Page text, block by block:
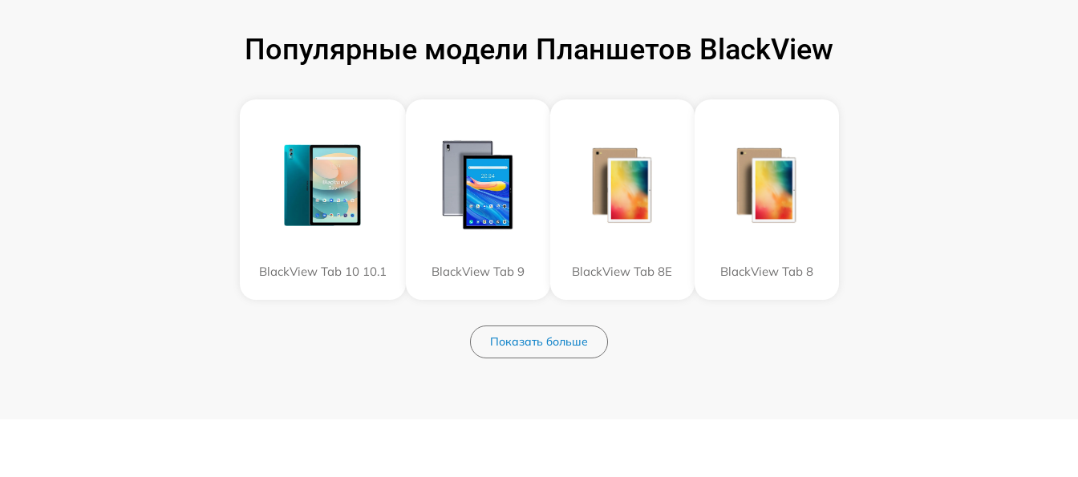
Популярные модели Планшетов BlackView
BlackView Tab 10 10.1 BlackView Tab 9 BlackView Tab 8E BlackView Tab 8
Показать больше